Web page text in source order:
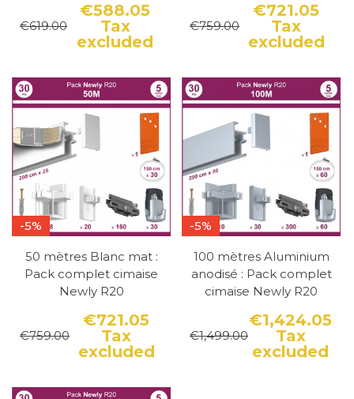
Price
€588.05
Tax
excluded
Regular price
€619.00
€721.05
Tax
excluded
€759.00
-5%
50 mètres Blanc mat :
Pack complet cimaise
Newly R20
Price
€721.05
Tax
excluded
Regular price
€759.00
-5%
100 mètres Aluminium
anodisé : Pack complet
cimaise Newly R20
€1,424.05
Tax
excluded
€1,499.00